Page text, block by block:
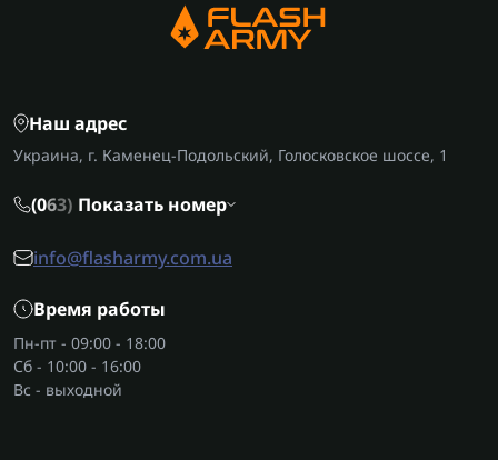
Наш адрес
Украина, г. Каменец-Подольский, Голосковское шоссе, 1
(063) Показать номер
info@flasharmy.com.ua
Время работы
Пн-пт - 09:00 - 18:00
Сб - 10:00 - 16:00
Вс - выходной